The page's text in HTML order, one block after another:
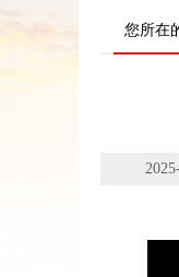
您所在